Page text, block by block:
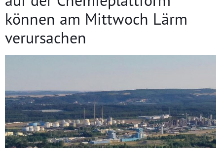
können am Mittwoch Lärm
verursachen